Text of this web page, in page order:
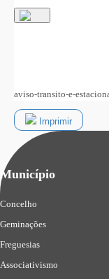
aviso-transito-e-
Imprimir
Município
Concelho
Geminações
Freguesias
Associativismo